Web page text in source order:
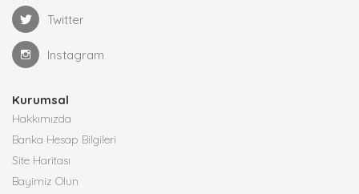
Twitter
Instagram
Kurumsal
Hakkımızda
Banka Hesap Bilgileri
Site Haritası
Bayimiz Olun